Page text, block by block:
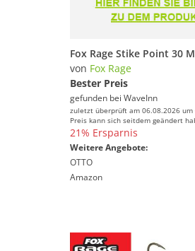
von Fox Rage
Bester Preis
gefunden bei WaveInn
zuletzt überprüft am 06.08.2026 um
Preis kann sich seitdem geändert
21% Ersparnis
Weitere Angebote:
OTTO
Amazon